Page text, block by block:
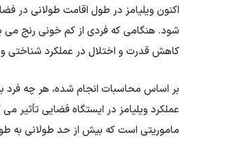
شود. هنگامی که فردی از کم خونی رنج می
کاهش قدرت و اختلال در عملکرد شناختی
بر اساس محاسبات انجام شده، هر چه فرد
عملکرد ویلیامز در ایستگاه فضایی تأثیر
ماموریتی است که بیش از حد طولانی به